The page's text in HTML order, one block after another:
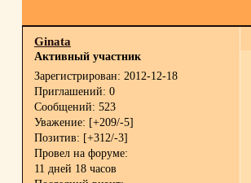
Ginata
Активный участник
Зарегистрирован: 2012-12-18
Приглашений: 0
Сообщений: 523
Уважение: [+209/-5]
Позитив: [+312/-3]
Провел на форуме:
11 дней 18 часов